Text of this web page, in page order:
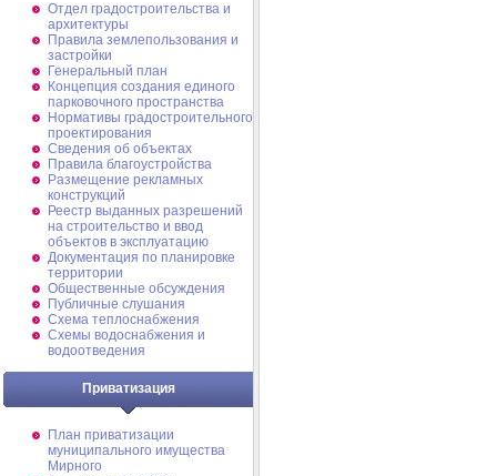
Отдел градостроительства и
архитектуры
Правила землепользования и
застройки
Генеральный план
Концепция создания единого
парковочного пространства
Нормативы градостроительного
проектирования
Сведения об объектах
Правила благоустройства
Размещение рекламных
конструкций
Реестр выданных разрешений
на строительство и ввод
объектов в эксплуатацию
Документация по планировке
территории
Общественные обсуждения
Публичные слушания
Схема теплоснабжения
Схемы водоснабжения и
водоотведения
Приватизация
План приватизации
муниципального имущества
Мирного